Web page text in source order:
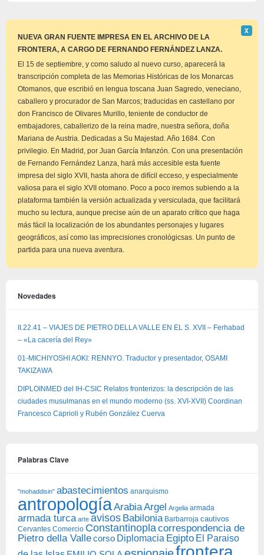
NUEVA GRAN FUENTE IMPRESA EN EL ARCHIVO DE LA
FRONTERA, A CARGO DE FERNANDO FERNÁNDEZ LANZA.
este
Χ
El 15 de septiembre, y como saludo al nuevo curso, aparecerá la
transcripción completa de las Memorias Históricas de los Monarcas
Otomanos, que escribió en lengua toscana Juan Sagredo, veneciano,
caballero y procurador de San Marcos; traducidas en castellano por
don Francisco de Olivares Murillo, teniente de conductor de
embajadores, caballerizo de la reina madre, nuestra señora, doña
Mariana de Austria. Dedicadas a Su Majestad. Año 1684. Con
privilegio. En Madrid, por Juan García Infanzón. Con una presentación
de Fernando Fernández Lanza, hará más accesible esta fuente
impresa del siglo XVII, hasta ahora de difícil ecceso, y especialmente
valiosa para el siglo XVII otomano. Poco a poco iremos subiendo a la
plataforma también la versión actualizada y versiculada, que facilitará
mucho su lectura, aunque precise aún de un aparato crítico que haga
más fácil la localización de los abundantes personajes y lugares
geográficos, así como las imprecisiones cronológicsas. Un punto de
partida para una nueva aventura.
Novedades
II.22.41 – VIAJES DE PIETRO DELLA VALLE EN EL S. XVII – Ferhabad
– «La cacería del Rey»
01-MICHIYOSHI AOKI: RENNYO. Traductor y presentador, OSAMI
TAKIZAWA
DIPLOINMED del IH-CSIC Relatos fronterizos: la descripción de las
ciudades musulmanas en el mundo moderno (ss. XVI-XVII) Coordinan
Francesco Caprioli y Rubén González Cuerva
Palabras Clave
"mohaddisin" abastecimientos anarquismo
antropología ArabiaArgel Argelia armada
armada turca arte avisos Babilonia Barbarroja cautivos
Cervantes Comercio Constantinopla correspondencia de
Pietro della Vallecorso Diplomacia Egipto El Paraiso
frontera